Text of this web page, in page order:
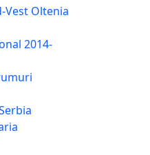
Vest Oltenia
2014-